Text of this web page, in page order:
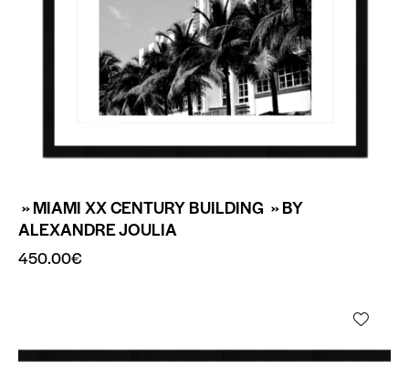
» MIAMI XX CENTURY BUILDING » BY
ALEXANDRE JOULIA
450.00€